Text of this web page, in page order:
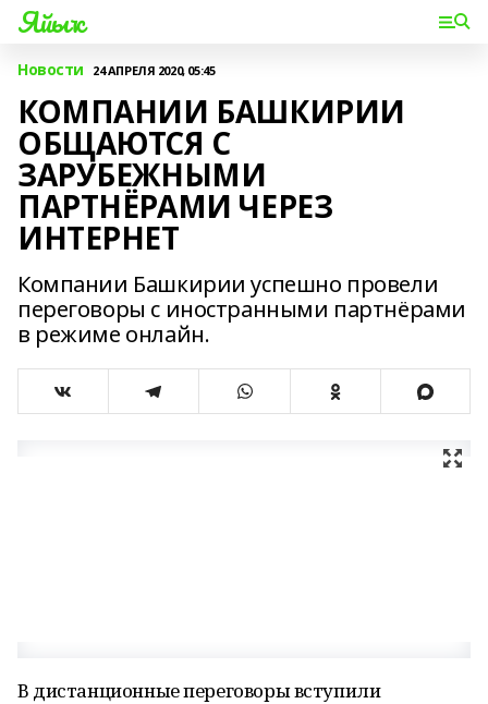
Яйыҡ
Новости 24 АПРЕЛЯ 2020, 05:45
КОМПАНИИ БАШКИРИИ
ОБЩАЮТСЯ С
ЗАРУБЕЖНЫМИ
ПАРТНЁРАМИ ЧЕРЕЗ
ИНТЕРНЕТ
Компании Башкирии успешно провели
переговоры с иностранными партнёрами
в режиме онлайн.
В дистанционные переговоры вступили